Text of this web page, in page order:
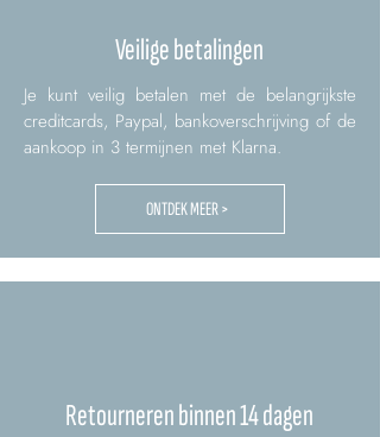
Veilige betalingen
Je kunt veilig betalen met de belangrijkste
creditcards, Paypal, bankoverschrijving of de
aankoop in 3 termijnen met Klarna.
ONTDEK MEER >
Retourneren binnen 14 dagen